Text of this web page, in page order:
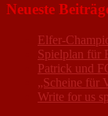
Neueste
Elfer-
Spielplan für
Patrick und
„Scheine für
Write for us